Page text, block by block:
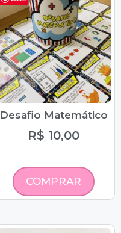
Desafio Matemático
R$ 10,00
COMPRAR